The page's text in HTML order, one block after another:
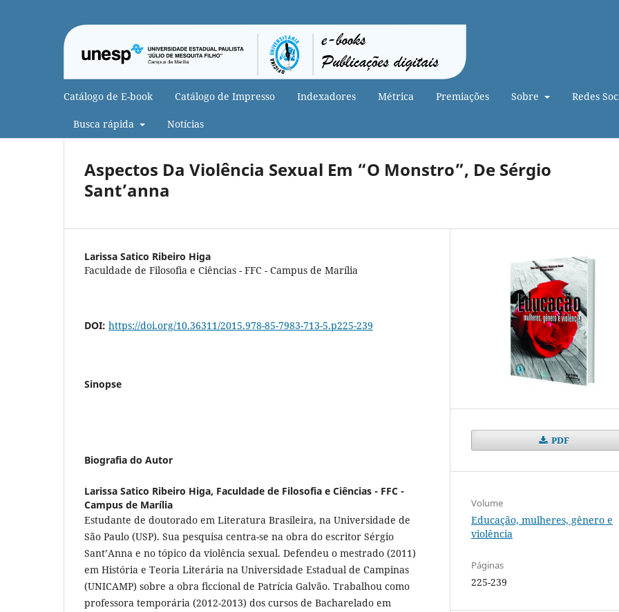
Catálogo de E-book Catálogo de Impresso Indexadores Métrica Premiações Sobre Redes
Busca rápida Notícias
Aspectos Da Violência Sexual Em “O Monstro”, De Sérgio
Sant’anna
Larissa Satico Ribeiro Higa
Faculdade de Filosofia e Ciências - FFC - Campus de Marília
DOI: https://doi.org/10.36311/2015.978-85-7983-713-5.p225-239
Sinopse
Biografia do Autor
Larissa Satico Ribeiro Higa, Faculdade de Filosofia e Ciências - FFC -
Campus de Marília
Estudante de doutorado em Literatura Brasileira, na Universidade de
São Paulo (USP). Sua pesquisa centra-se na obra do escritor Sérgio
Sant’Anna e no tópico da violência sexual. Defendeu o mestrado (2011)
em História e Teoria Literária na Universidade Estadual de Campinas
(UNICAMP) sobre a obra ficcional de Patrícia Galvão. Trabalhou como
professora temporária (2012-2013) dos cursos de Bacharelado em
PDF
Volume
Educação, mulheres, gênero e
violência
Páginas
225-239